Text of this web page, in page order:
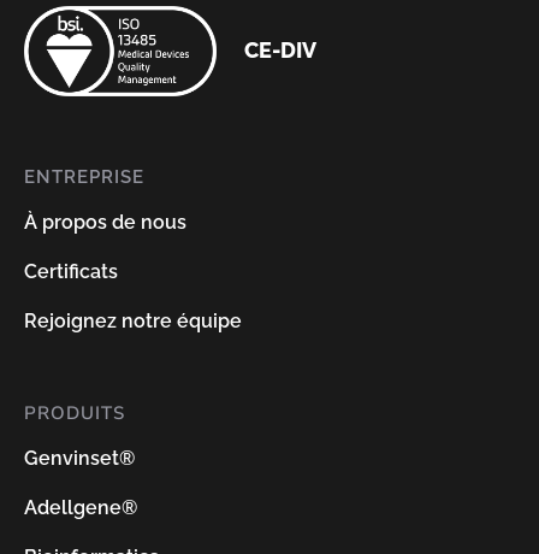
CE-DIV
ENTREPRISE
À propos de nous
Certificats
Rejoignez notre équipe
PRODUITS
Genvinset®
Adellgene®